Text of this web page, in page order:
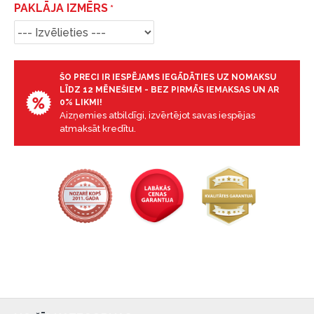
PAKLĀJA IZMĒRS
ŠO PRECI IR IESPĒJAMS IEGĀDĀTIES UZ NOMAKSU
LĪDZ 12 MĒNEŠIEM - BEZ PIRMĀS IEMAKSAS UN AR
0% LIKMI!
Aizņemies atbildīgi, izvērtējot savas iespējas
atmaksāt kredītu.